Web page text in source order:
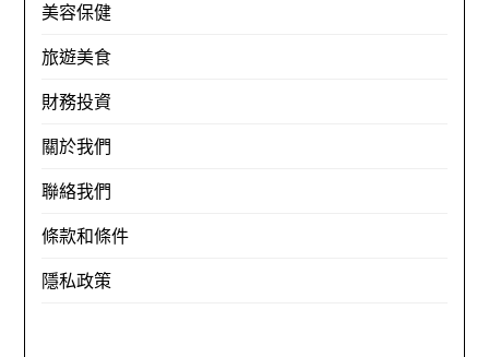
美容保健
旅遊美食
財務投資
關於我們
聯絡我們
條款和條件
隱私政策